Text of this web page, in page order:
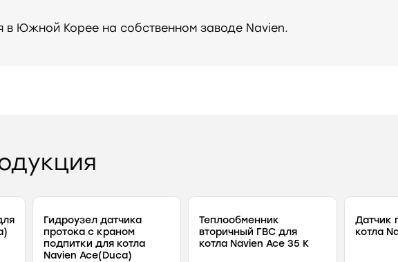
в Южной Корее на собственном заводе Navien.
Гидроузел датчика
протока с краном
подпитки для котла
Navien Ace(Duca)
Теплообменник
вторичный ГВС для
котла Navien Ace 35 К
Датчик
котла